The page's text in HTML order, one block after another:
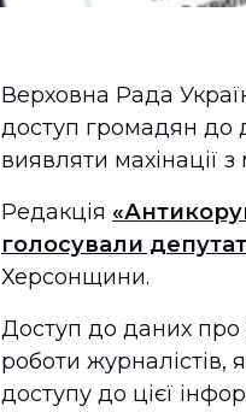
Верховна Рада
доступ громадян до
виявляти махінації
Редакція
голосували
Херсонщини.
Доступ до даних
роботи журналістів,
доступу до цієї